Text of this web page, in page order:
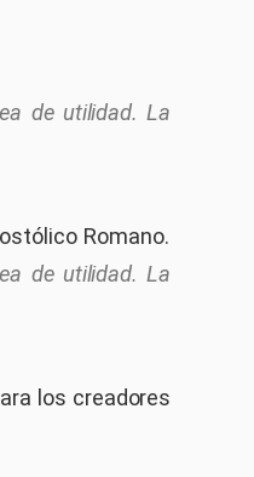
de utilidad. La
Romano.
de utilidad. La
los creadores